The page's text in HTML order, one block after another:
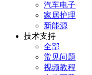
汽车电子
家居护理
新能源
技术支持
全部
常见问题
视频教程